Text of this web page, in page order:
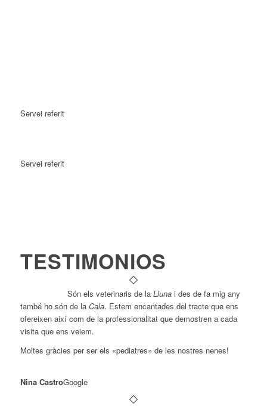
Servei referit
Servei referit
TESTIMONIOS
Són els veterinaris de la Llunai des de fa mig any
també ho són de la Cala. Estem encantades del tracte que ens
ofereixen així com de la professionalitat que demostren a cada
visita que ens veiem.
Moltes gràcies per ser els «pediatres» de les nostres nenes!
Nina CastroGoogle